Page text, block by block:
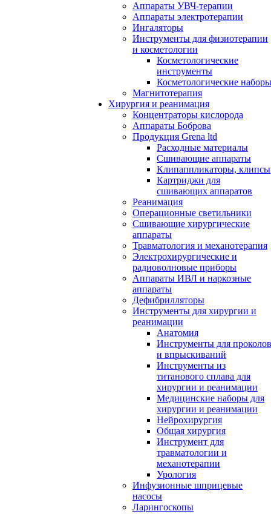
Аппараты УВЧ-терапии
Аппараты электротерапии
Ингаляторы
Инструменты для физиотерапии
и косметологии
Косметологические
инструменты
Косметологические наборы
Магнитотерапия
Хирургия и реанимация
Концентраторы кислорода
Аппараты Боброва
Продукция Grena ltd
Расходные материалы
Сшивающие аппараты
Клипаппликаторы, клипсы
Картриджи для
сшивающих аппаратов
Реанимация
Операционные светильники
Сшивающие хирургические
аппараты
Травматология и механотерапия
Электрохирургические и
радиоволновые приборы
Аппараты ИВЛ и наркозные
аппараты
Дефибрилляторы
Инструменты для хирургии и
реанимации
Анатомия
Инструменты для проколов
и впрыскиваний
Инструменты из
титанового сплава для
хирургии и реанимации
Медицинские наборы для
хирургии и реанимации
Нейрохирургия
Общая хирургия
Инструмент для
травматологии и
механотерапии
Урология
Инфузионные шприцевые
насосы
Ларингоскопы